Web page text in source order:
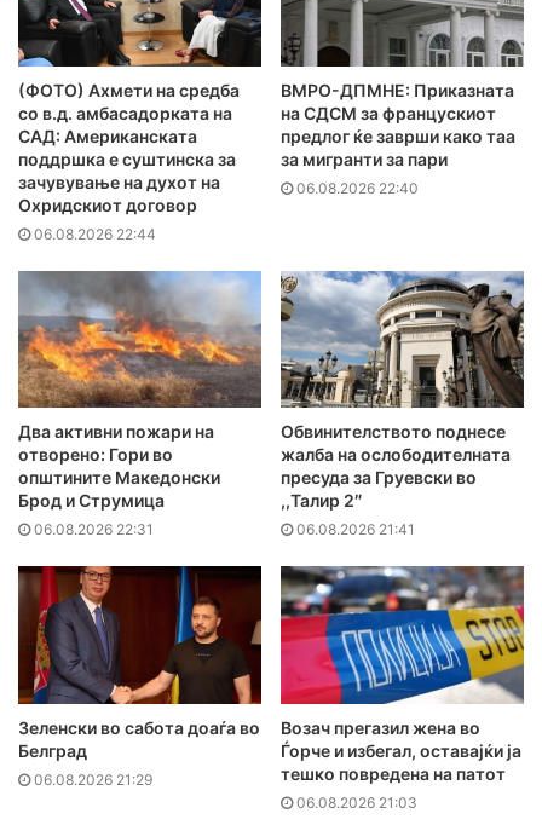
(ФОТО) Ахмети на средба
со в.д. амбасадорката на
САД: Американската
поддршка е суштинска за
зачувување на духот на
Охридскиот договор
06.08.2026 22:44
ВМРО-ДПМНЕ: Приказната
на СДСМ за францускиот
предлог ќе заврши како таа
за мигранти за пари
06.08.2026 22:40
Два активни пожари на
отворено: Гори во
општините Македонски
Брод и Струмица
06.08.2026 22:31
Обвинителството поднесе
жалба на ослободителната
пресуда за Груевски во
,,Талир 2″
06.08.2026 21:41
Зеленски во сабота доаѓа во
Белград
06.08.2026 21:29
Возач прегазил жена во
Ѓорче и избегал, оставајќи ја
тешко повредена на патот
06.08.2026 21:03